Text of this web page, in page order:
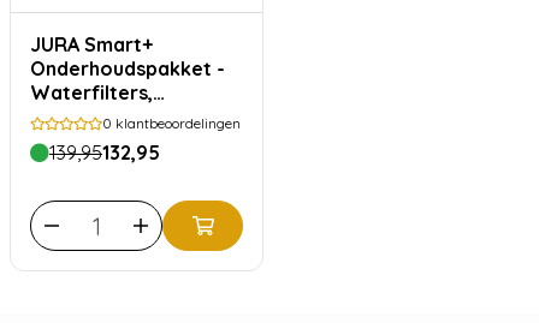
JURA Smart+
Onderhoudspakket -
Waterfilters,
ontkalking en
reiniging
0 klantbeoordelingen
139,95132,95